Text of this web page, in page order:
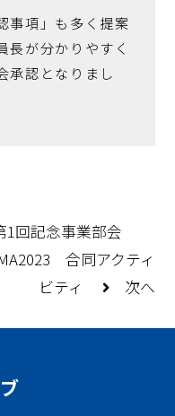
事項」も多く提案
長が分かりやすく
承認となりまし
回記念事業部会
合同アクティ
ビティ
次へ